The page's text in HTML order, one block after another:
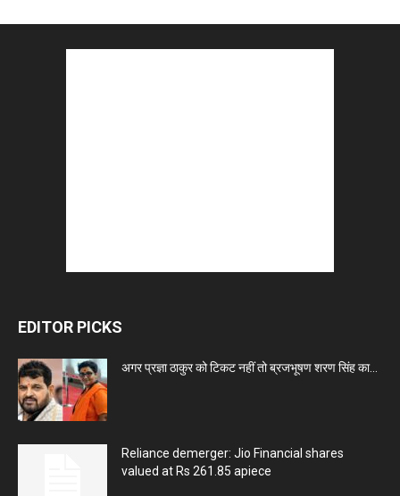
EDITOR PICKS
अगर प्रज्ञा ठाकुर को टिकट नहीं तो ब्रजभूषण शरण सिंह का...
Reliance demerger: Jio Financial shares
valued at Rs 261.85 apiece